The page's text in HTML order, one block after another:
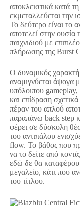
αποκλειστικά κατά
εκμεταλλεύεται την
Το δεύτερο είναι το
αποτελεί στην ουσία
παιχνιδιού με
πλήρωσης της Burst
Ο δυναμικός
αναμιγνύεται άψογα
υπόλοιπου
και επίδραση
πέραν του απλού
παραπάνω back step
φέρει σε δύσκολη
του αντιπάλου
flow. Το βάθος που
να το δείτε από
εδώ δε θα
μεγαλείο, κάτι που
του τίτλου.